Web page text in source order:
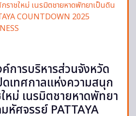
การบริหารส่วนจังหวัด
เทศกาลแห่งความสนุก
หม่ เนรมิตชายหาดพัทยา
หัศจรรย์ PATTAYA